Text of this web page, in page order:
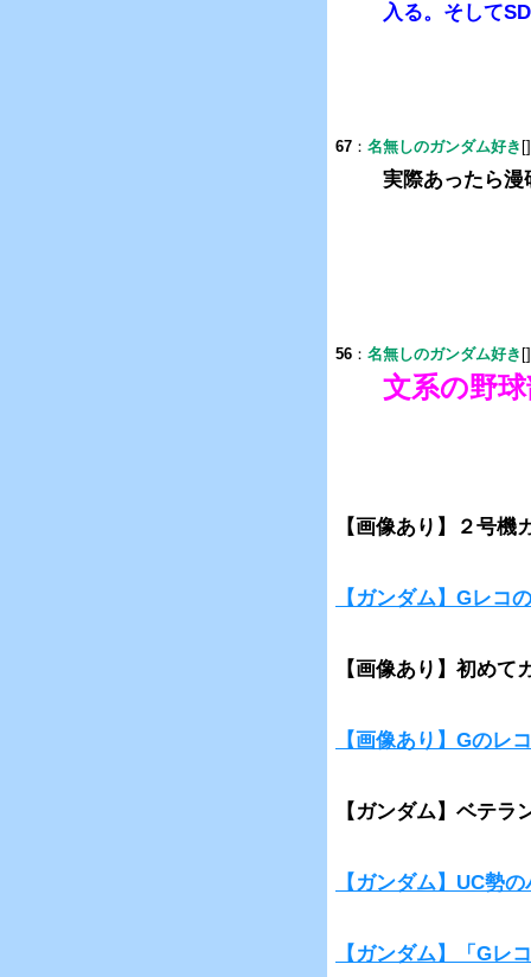
入る。そして
67 ： 名無しのガンダム好き
実際あったら漫
56 ： 名無しのガンダム好き
文系の野
【画像あり】２号
【ガンダム】Gレコ
【画像あり】初め
【画像あり】Gのレ
【ガンダム】ベテ
【ガンダム】UC勢
【ガンダム】「Gレ